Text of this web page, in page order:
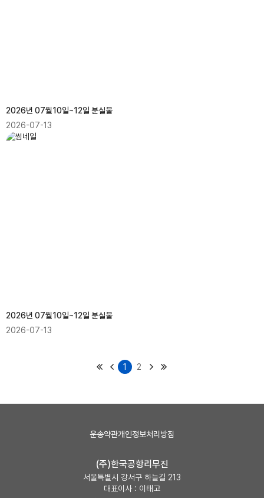
2026년 07월10일~12일 분실물
2026-07-13
2026년 07월10일~12일 분실물
2026-07-13
1 2
운송약관개인정보처리방침
(주)한국공항리무진
서울특별시 강서구 하늘길 213
대표이사 : 이태고